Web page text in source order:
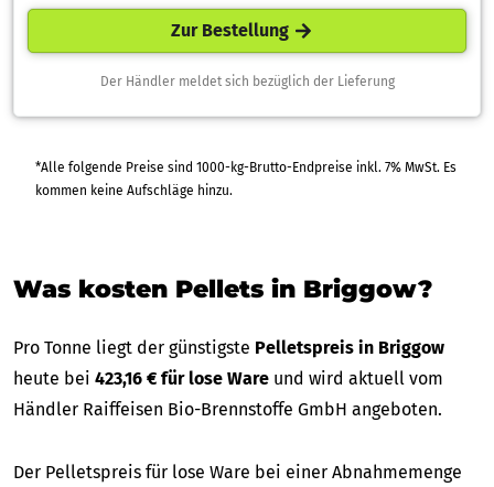
Zur Bestellung
Der Händler meldet sich bezüglich der Lieferung
*Alle folgende Preise sind 1000-kg-Brutto-Endpreise inkl. 7% MwSt. Es
kommen keine Aufschläge hinzu.
Was kosten Pellets in Briggow?
Pro Tonne liegt der günstigste Pelletspreis in Briggow
heute bei 423,16 € für lose Ware und wird aktuell vom
Händler Raiffeisen Bio-Brennstoffe GmbH angeboten.
Der Pelletspreis für lose Ware bei einer Abnahmemenge